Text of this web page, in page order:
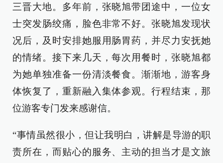
三晋大地。多年前，张晓旭带团途中，一位女
士突发肠绞痛，脸色非常不好。张晓旭发现状
况后，及时安排她服用肠胃药，并尽力安抚她
的情绪。接下来几天，每次用餐时，张晓旭都
为她单独准备一份清淡餐食。渐渐地，游客身
体恢复了，重新融入集体参观。行程结束，那
位游客专门发来感谢信。
“事情虽然很小，但让我明白，讲解是导游的职
责所在，而贴心的服务、主动的担当才是文旅